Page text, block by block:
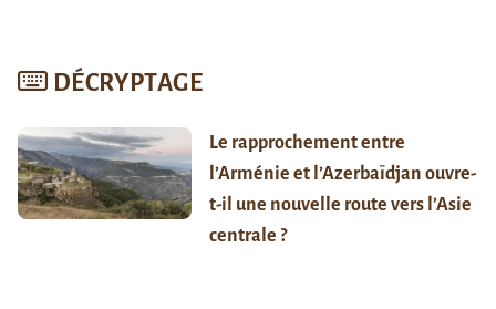
DÉCRYPTAGE
Le rapprochement entre
l’Arménie et l’Azerbaïdjan ouvre-
t-il une nouvelle route vers l’Asie
centrale ?